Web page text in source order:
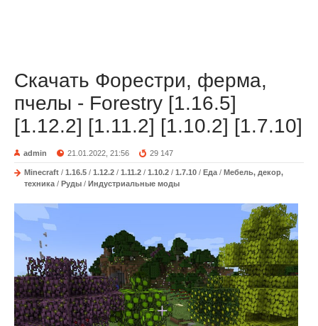
Скачать Форестри, ферма,
пчелы - Forestry [1.16.5]
[1.12.2] [1.11.2] [1.10.2] [1.7.10]
admin 21.01.2022, 21:56 29 147
Minecraft / 1.16.5 / 1.12.2 / 1.11.2 / 1.10.2 / 1.7.10 / Еда / Мебель, декор,
техника / Руды / Индустриальные моды